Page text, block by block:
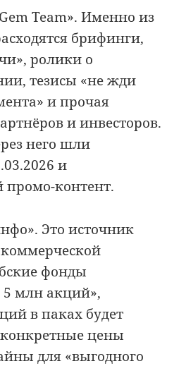
Team». Именно из
брифинги,
ролики о
тезисы «не жди
и прочая
и инвесторов.
него шли
и
промо-контент.
Это источник
фонды
5 млн акций»,
в паках будет
цены
для «выгодного